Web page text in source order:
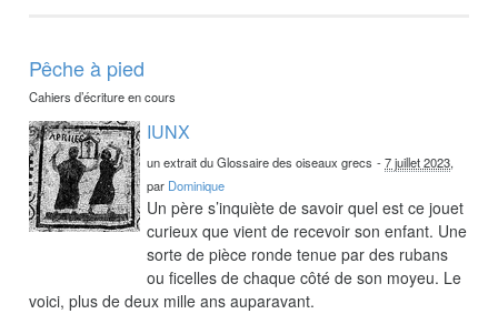
Pêche à pied
Cahiers d’écriture en cours
IUNX
un extrait du Glossaire des oiseaux grecs -7 juillet 2023,
par Dominique
Un père s’inquiète de savoir quel est ce jouet
curieux que vient de recevoir son enfant. Une
sorte de pièce ronde tenue par des rubans
ou ficelles de chaque côté de son moyeu. Le
voici, plus de deux mille ans auparavant.